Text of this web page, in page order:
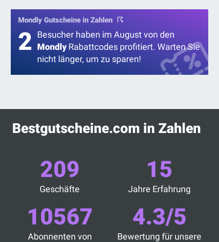
Mondly Gutscheine in Zahlen
2
Besucher haben im August von den
MondlyRabattcodes profitiert. Warten Sie
nicht länger, um zu sparen!
Bestgutscheine.com in Zahlen
209
Geschäfte
15
Jahre Erfahrung
10567
Abonnenten von
4.3/5
Bewertung für unsere